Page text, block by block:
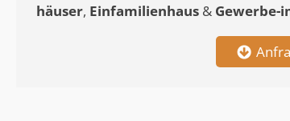
häuser, Einfamilienhaus & Gewerbe-